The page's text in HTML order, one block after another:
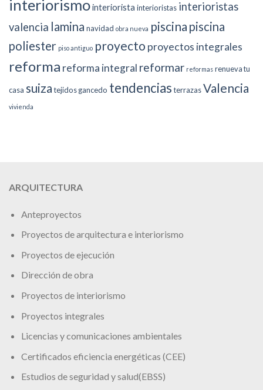
interiorismointeriorista interioristas interioristas
valencia lamina navidad obra nueva piscina piscina
poliester piso antiguo proyecto proyectos integrales
reforma reforma integral reformar reformas renueva tu
casa suiza tejidos gancedo tendencias terrazasValencia
vivienda
ARQUITECTURA
Anteproyectos
Proyectos de arquitectura e interiorismo
Proyectos de ejecución
Dirección de obra
Proyectos de interiorismo
Proyectos integrales
Licencias y comunicaciones ambientales
Certificados eficiencia energéticas (CEE)
Estudios de seguridad y salud(EBSS)